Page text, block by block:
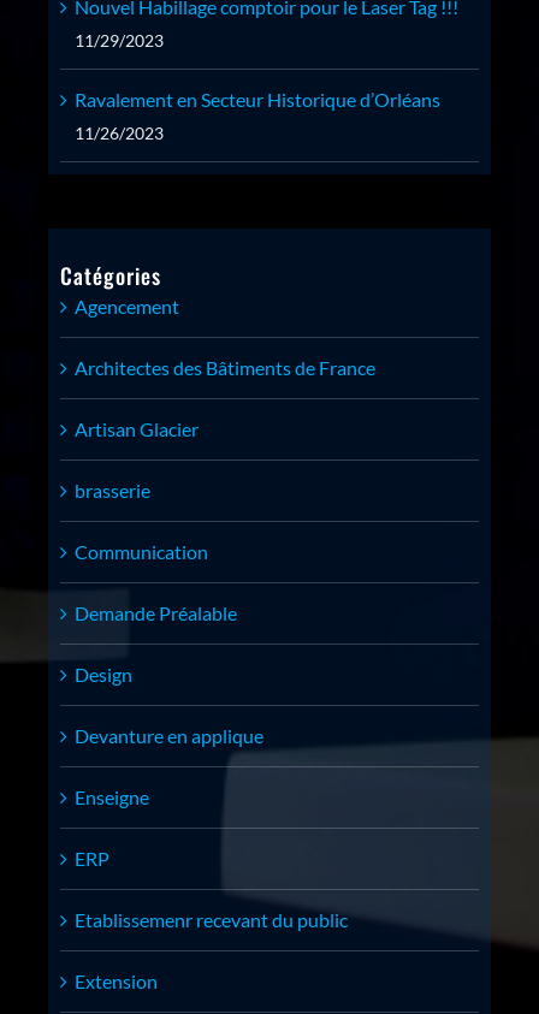
Nouvel Habillage comptoir pour le Laser Tag !!!
11/29/2023
Ravalement en Secteur Historique d’Orléans
11/26/2023
Catégories
Agencement
Architectes des Bâtiments de France
Artisan Glacier
brasserie
Communication
Demande Préalable
Design
Devanture en applique
Enseigne
ERP
Etablissemenr recevant du public
Extension